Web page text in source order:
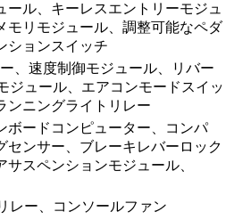
ール、キーレスエントリーモジュ
モリモジュール、調整可能なペダ
ションスイッチ
、速度制御モジュール、リバー
ジュール、エアコンモードスイッ
ンニングライトリレー
ボードコンピューター、コンパ
センサー、ブレーキレバーロック
サスペンションモジュール、
レー、コンソールファン